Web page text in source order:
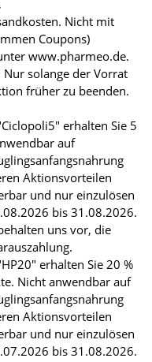
Nicht mit
Coupons)
www.pharmeo.de.
solange der Vorrat
früher zu beenden.
erhalten Sie 5
auf
Aktionsvorteilen
und nur einzulösen
bis 31.08.2026.
uns vor, die
erhalten Sie 20 %
Nicht anwendbar auf
Aktionsvorteilen
und nur einzulösen
bis 31.08.2026.